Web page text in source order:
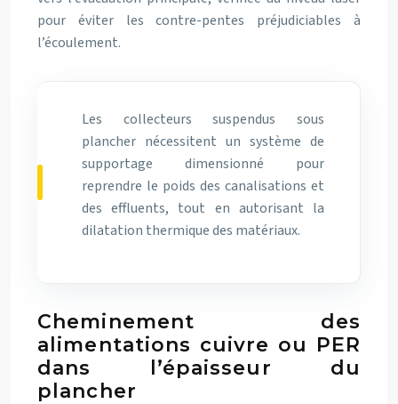
pour éviter les contre-pentes préjudiciables à
l’écoulement.
Les collecteurs suspendus sous
plancher nécessitent un système de
supportage dimensionné pour
reprendre le poids des canalisations et
des effluents, tout en autorisant la
dilatation thermique des matériaux.
Cheminement des
alimentations cuivre ou PER
dans l’épaisseur du
plancher